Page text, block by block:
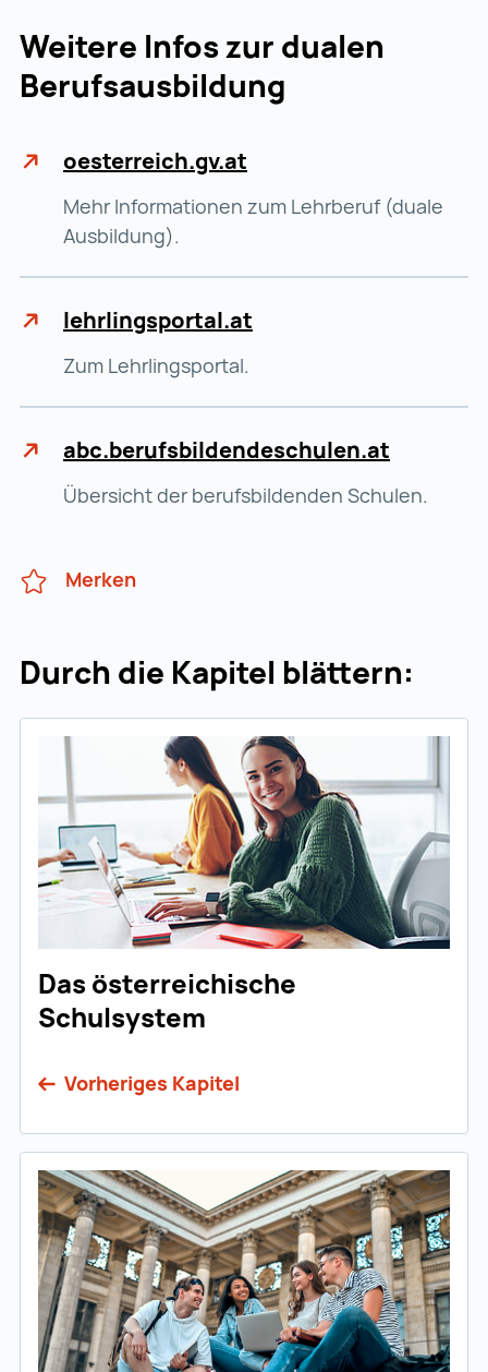
Weitere Infos zur dualen
Berufs­ausbildung
oesterreich.gv.at
Mehr Informationen zum Lehrberuf (duale
Ausbildung).
lehrlingsportal.at
Zum Lehrlingsportal.
abc.berufsbildendeschulen.at
Übersicht der berufsbildenden Schulen.
Merken
Durch die Kapitel blättern:
Das österreichische
Schulsystem
Vorheriges Kapitel